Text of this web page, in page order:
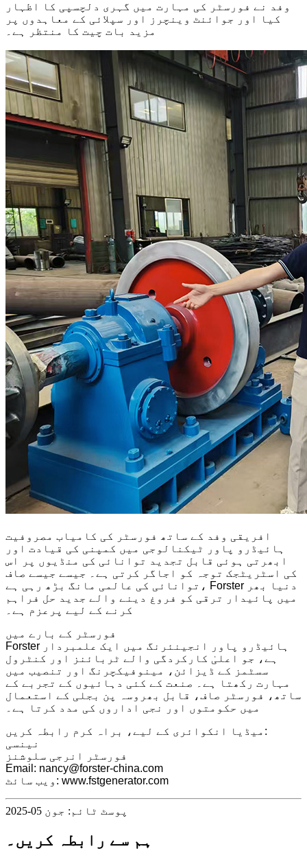
وفد نے فورسٹر کی مہارت میں گہری دلچسپی کا اظہار
کیا اور جوائنٹ وینچرز اور سپلائی کے معاہدوں پر
مزید بات چیت کا منتظر ہے۔
افریقی وفد کے ساتھ فورسٹر کی کامیاب مصروفیت
ہائیڈرو پاور ٹیکنالوجی میں کمپنی کی قیادت اور
ابھرتی ہوئی قابل تجدید توانائی کی منڈیوں پر اس
کی اسٹریٹجک توجہ کو اجاگر کرتی ہے۔ جیسے جیسے صاف
توانائی کی عالمی مانگ بڑھ رہی ہے، Forster دنیا بھر
میں پائیدار ترقی کو فروغ دینے والے جدید حل فراہم
کرنے کے لیے پرعزم ہے۔
فورسٹر کے بارے میں
Forster ہائیڈرو پاور انجینئرنگ میں ایک علمبردار
ہے، جو اعلیٰ کارکردگی والے ٹربائنز اور کنٹرول
سسٹمز کے ڈیزائن، مینوفیکچرنگ اور تنصیب میں
مہارت رکھتا ہے۔ صنعت کے کئی دہائیوں کے تجربے کے
ساتھ، فورسٹر صاف، قابل بھروسہ پن بجلی کے استعمال
میں حکومتوں اور نجی اداروں کی مدد کرتا ہے۔
میڈیا انکوائری کے لیے، براہ کرم رابطہ کریں:
نینسی
فورسٹر انرجی سلوشنز
Email: nancy@forster-china.com
ویب سائٹ: www.fstgenerator.com
پوسٹ ٹائم: جون 05-2025
ہم سے رابطہ کریں۔